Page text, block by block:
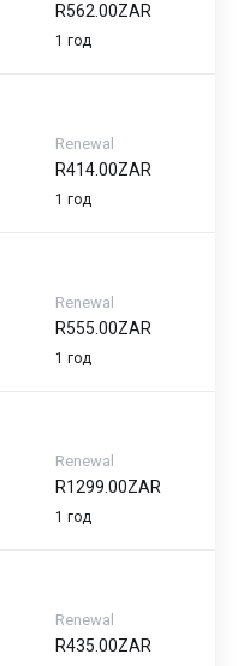
R562.00ZAR
1 год
Renewal
R414.00ZAR
1 год
Renewal
R555.00ZAR
1 год
Renewal
R1299.00ZAR
1 год
Renewal
R435.00ZAR